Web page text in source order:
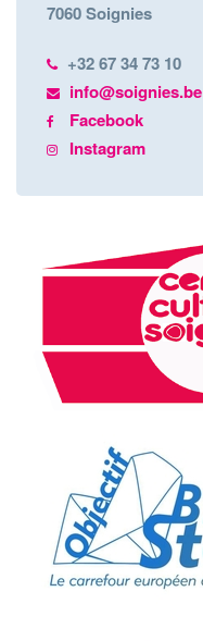
7060 Soignies
+32 67 34 73 10
info@soignies.be
Facebook
Instagram